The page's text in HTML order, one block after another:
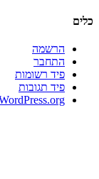
כלים
הרשמה
התחבר
פיד רשומות
פיד תגובות